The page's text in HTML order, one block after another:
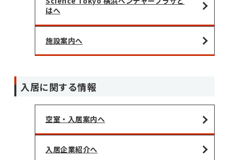
はへ
施設案内へ
入居に関する情報
空室・入居案内へ
入居企業紹介へ